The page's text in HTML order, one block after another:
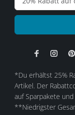
*Du erhältst 25%
Artikel. Der
auf Sparpakete
**Niedrigster